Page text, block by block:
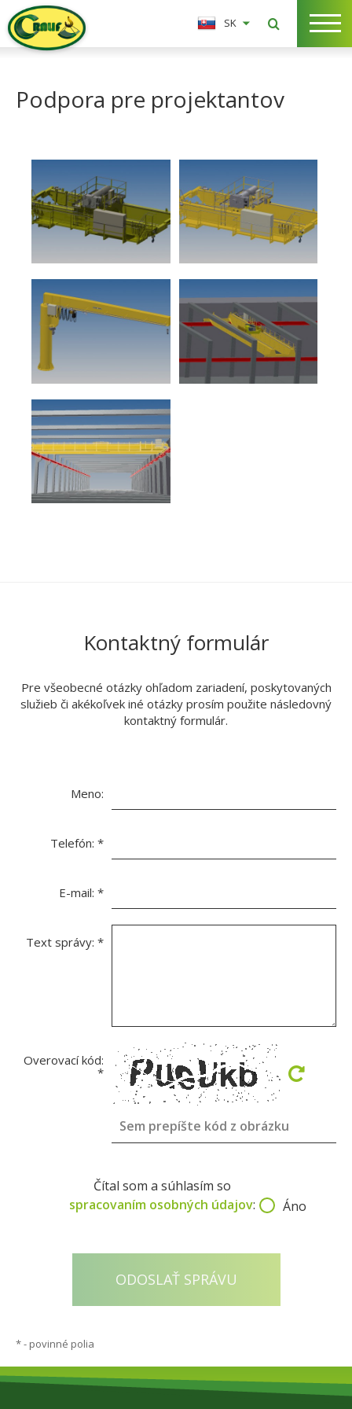
SK
Podpora pre projektantov
Kontaktný formulár
Pre všeobecné otázky ohľadom zariadení, poskytovaných
služieb či akékoľvek iné otázky prosím použite následovný
kontaktný formulár.
Meno:
Telefón: *
E-mail: *
Text správy: *
Overovací kód:
*
Čítal som a súhlasím so
spracovaním osobných údajov: Áno
*- povinné polia